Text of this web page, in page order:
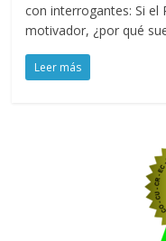
con interrogantes: Si
motivador, ¿por qué
Leer más